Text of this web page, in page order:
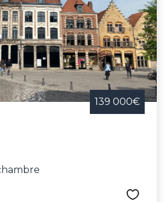
du printemps, le salon du livre
La Madeleine est une
découvrir la richesse et la
139 000€